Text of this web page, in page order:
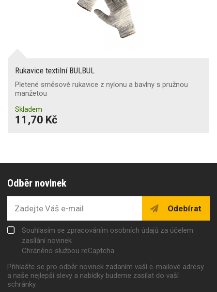
Rukavice textilní BULBUL
Pletené směsové rukavice z nylonu a bavlny s pružnou
manžetou
Skladem
11,70 Kč
Odběr novinek
Odebírat
Souhlasím se zpracováním osobních údajů za účelem
zasílání novinek
Chráněno službou reCaptcha
Přihlašte se pro odběr novinek zadaním vaší e-mailové adresy
a naše nejlepší slevy a nabídky budeme zasílat do vaší
schránky.